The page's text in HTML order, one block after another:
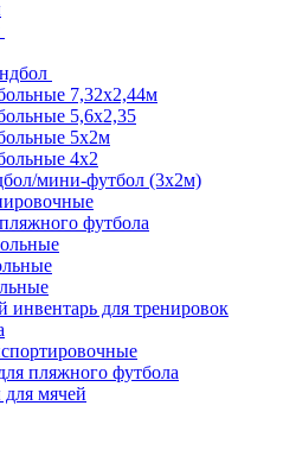
7,32х2,44м
5,6х2,35
5х2м
4х2
мини-футбол (3х2м)
футбола
инвентарь для тренировок
пляжного футбола
мячей